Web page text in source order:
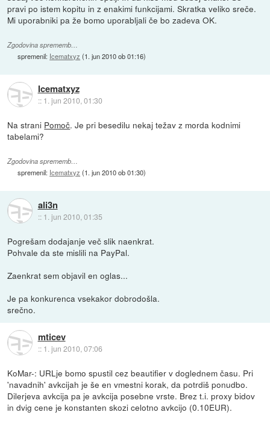
pravi po istem kopitu in z enakimi funkcijami. Skratka veliko sreče.
Mi uporabniki pa že bomo uporabljali če bo zadeva OK.
Zgodovina sprememb…
spremenil: Icematxyz (1. jun 2010 ob 01:16)
Icematxyz
:: 1. jun 2010, 01:30
Na strani Pomoč. Je pri besedilu nekaj težav z morda kodnimi
tabelami?
Zgodovina sprememb…
spremenil: Icematxyz (1. jun 2010 ob 01:30)
ali3n
:: 1. jun 2010, 01:35
Pogrešam dodajanje več slik naenkrat.
Pohvale da ste mislili na PayPal.
Zaenkrat sem objavil en oglas...
Je pa konkurenca vsekakor dobrodošla.
srečno.
mticev
:: 1. jun 2010, 07:06
KoMar-: URLje bomo spustil cez beautifier v doglednem času. Pri
'navadnih' avkcijah je še en vmestni korak, da potrdiš ponudbo.
Dilerjeva avkcija pa je avkcija posebne vrste. Brez t.i. proxy bidov
in dvig cene je konstanten skozi celotno avkcijo (0.10EUR).